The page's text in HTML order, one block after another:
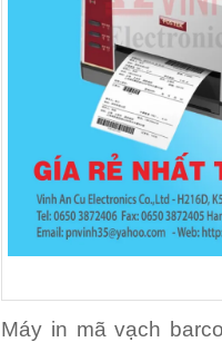
Máy in mã vạch